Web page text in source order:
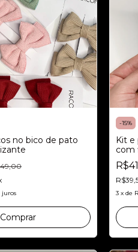
no bico de pato
juros
Comprar
-15%
Kit e
com
3 x de